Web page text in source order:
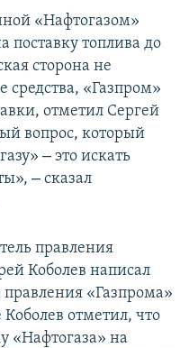
«Нафтогазом»
поставку топлива до
сторона не
средства, «Газпром»
отметил Сергей
вопрос, который
– это искать
– сказал
правления
Коболев написал
«Газпрома»
отметил, что
«Нафтогаза» на